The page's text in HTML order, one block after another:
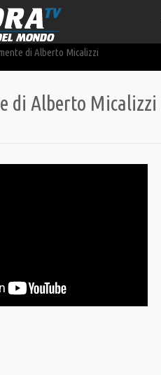
di Alberto Micalizzi
di Alberto Micalizzi